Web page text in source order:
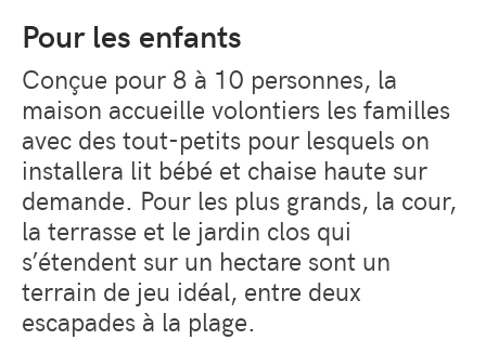
Pour les enfants
Conçue pour 8 à 10 personnes, la
maison accueille volontiers les familles
avec des tout-petits pour lesquels on
installera lit bébé et chaise haute sur
demande. Pour les plus grands, la cour,
la terrasse et le jardin clos qui
s’étendent sur un hectare sont un
terrain de jeu idéal, entre deux
escapades à la plage.